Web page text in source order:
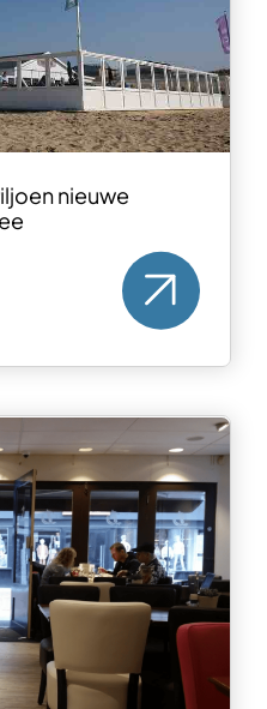
nieuwe